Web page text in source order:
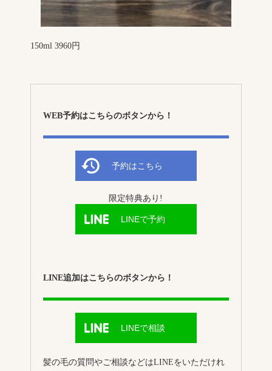
150ml 3960円
WEB予約はこちらのボタンから！
予約はこちら
限定特典あり!
LINEで予約
LINE追加はこちらのボタンから！
LINEで相談
髪の毛の質問やご相談などはLINEをいただけれ